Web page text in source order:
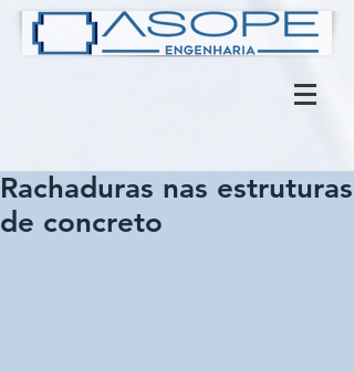
Rachaduras nas estruturas
de concreto